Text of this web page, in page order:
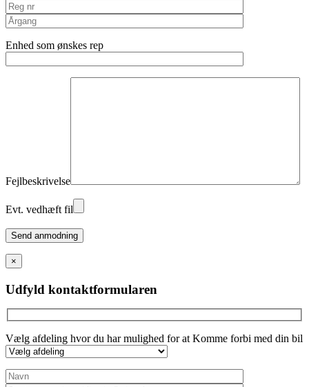
Enhed som ønskes rep
Fejlbeskrivelse
Evt. vedhæft fil
Please
leave
this
field
empty.
×
Udfyld kontaktformularen
Vælg afdeling hvor du har mulighed for at Komme forbi med din bil